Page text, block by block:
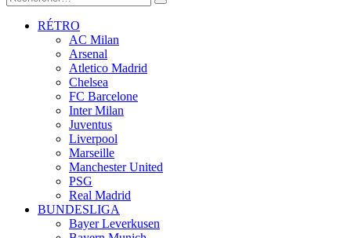
RÉTRO
AC Milan
Arsenal
Atletico Madrid
Chelsea
FC Barcelone
Inter Milan
Juventus
Liverpool
Marseille
Manchester United
PSG
Real Madrid
BUNDESLIGA
Bayer Leverkusen